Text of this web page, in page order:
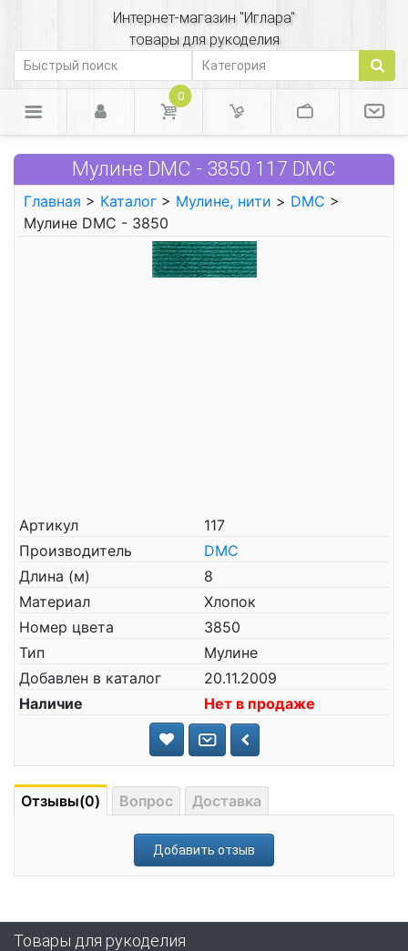
Интернет-магазин "Иглара"
товары для рукоделия
0
Мулине DMC - 3850 117 DMC
Главная > Каталог > Мулине, нити > DMC >
Мулине DMC - 3850
Артикул
117
Производитель
DMC
Длина (м)
8
Материал
Хлопок
Номер цвета
3850
Тип
Мулине
Добавлен в каталог
20.11.2009
Наличие
Нет в продаже
Отзывы(0) Вопрос Доставка
Добавить отзыв
Товары для рукоделия